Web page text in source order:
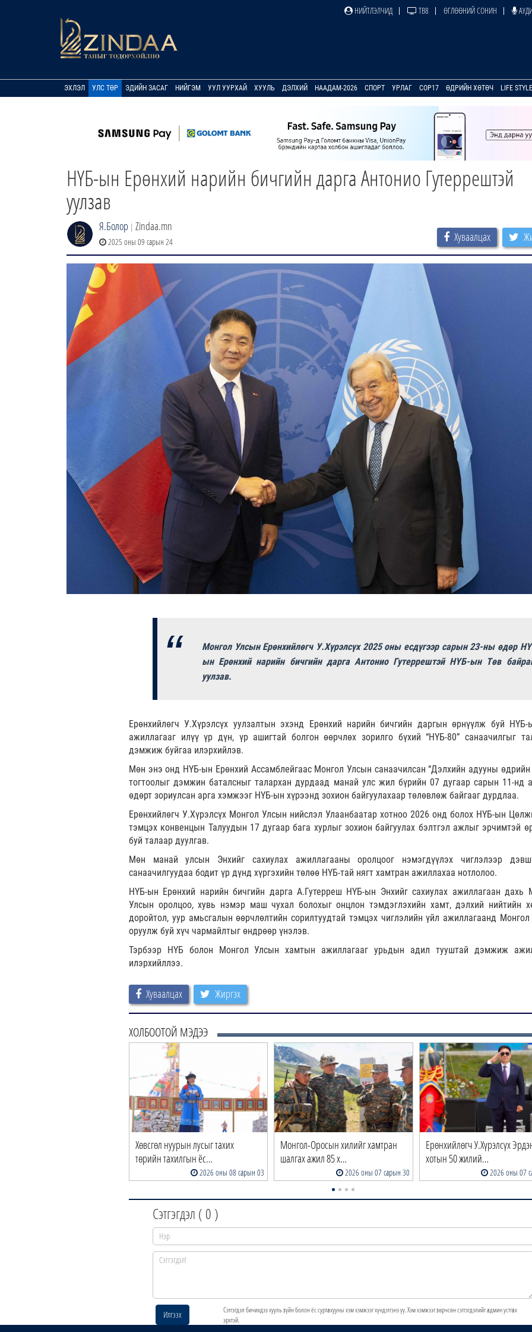
НИЙТЛЭЛЧИД ТВ8 ӨГЛӨӨНИЙ СОНИН
ЭХЛЭЛ УЛС ТӨР ЭДИЙН ЗАСАГ НИЙГЭМ УУЛ УУРХАЙ ХУУЛЬ ДЭЛХИЙ НААДАМ-2026 СПОРТ УРЛАГ COP17 ӨДРИЙН ХӨТӨЧ LIFE STYLE
НҮБ-ын Ерөнхий нарийн бичгийн дарга Антонио Гутеррештэй
уулзав
Я.Болор | Zindaa.mn
2025 оны 09 сарын 24 Хуваалцах
Монгол Улсын Ерөнхийлөгч У.Хүрэлсүх 2025 оны есдүгээр сарын 23-ны өдөр
ын Ерөнхий нарийн бичгийн дарга Антонио Гутеррештэй НҮБ-ын Төв
уулзав.
Ерөнхийлөгч У.Хүрэлсүх уулзалтын эхэнд Ерөнхий нарийн бичгийн даргын өрнүүлж буй
ажиллагааг илүү үр дүн, үр ашигтай болгон өөрчлөх зорилго бүхий “НҮБ-80” санаачилгыг
дэмжиж буйгаа илэрхийлэв.
Мөн энэ онд НҮБ-ын Ерөнхий Ассамблейгаас Монгол Улсын санаачилсан “Дэлхийн адууны өдрийн
тогтоолыг дэмжин баталсныг талархан дурдаад манай улс жил бүрийн 07 дугаар сарын 11-нд
өдөрт зориулсан арга хэмжээг НҮБ-ын хүрээнд зохион байгуулахаар төлөвлөж байгааг дурдлаа.
Ерөнхийлөгч У.Хүрэлсүх Монгол Улсын нийслэл Улаанбаатар хотноо 2026 онд болох НҮБ-ын
тэмцэх конвенцын Талуудын 17 дугаар бага хурлыг зохион байгуулах бэлтгэл ажлыг эрчимтэй
буй талаар дуулгав.
Мөн манай улсын Энхийг сахиулах ажиллагааны оролцоог нэмэгдүүлэх чиглэлээр
санаачилгуудаа бодит үр дүнд хүргэхийн төлөө НҮБ-тай нягт хамтран ажиллахаа нотлолоо.
НҮБ-ын Ерөнхий нарийн бичгийн дарга А.Гутерреш НҮБ-ын Энхийг сахиулах ажиллагаан дахь
Улсын оролцоо, хувь нэмэр маш чухал болохыг онцлон тэмдэглэхийн хамт, дэлхий нийтийн
доройтол, уур амьсгалын өөрчлөлтийн сорилтуудтай тэмцэх чиглэлийн үйл ажиллагаанд
оруулж буй хүч чармайлтыг өндрөөр үнэлэв.
Тэрбээр НҮБ болон Монгол Улсын хамтын ажиллагааг урьдын адил тууштай дэмжиж
илэрхийллээ.
Хуваалцах Жиргэх
ХОЛБООТОЙ МЭДЭЭ
Хөвсгөл нуурын лусыг тахих
төрийн тахилгын ёс…
2026 оны 08 сарын 03
Монгол-Оросын хилийг хамтран
шалгах ажил 85 х…
2026 оны 07 сарын 30
Ерөнхийлөгч У.Хүрэлсүх
хотын 50 жилий…
2026 оны 07
Сэтгэгдэл ( 0 )
Илгээх
Сэтгэгдэл бичихдээ хууль зүйн болон ёс суртахууны хэм хэмжээг хүндэтгэнэ үү. Хэм хэмжээг зөрчсөн сэтгэгдэлийг админ устгах
эрхтэй.